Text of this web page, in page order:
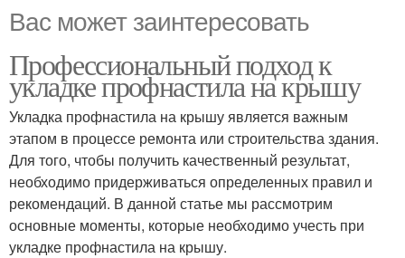
Вас может заинтересовать
Профессиональный подход к
укладке профнастила на крышу
Укладка профнастила на крышу является важным
этапом в процессе ремонта или строительства здания.
Для того, чтобы получить качественный результат,
необходимо придерживаться определенных правил и
рекомендаций. В данной статье мы рассмотрим
основные моменты, которые необходимо учесть при
укладке профнастила на крышу.